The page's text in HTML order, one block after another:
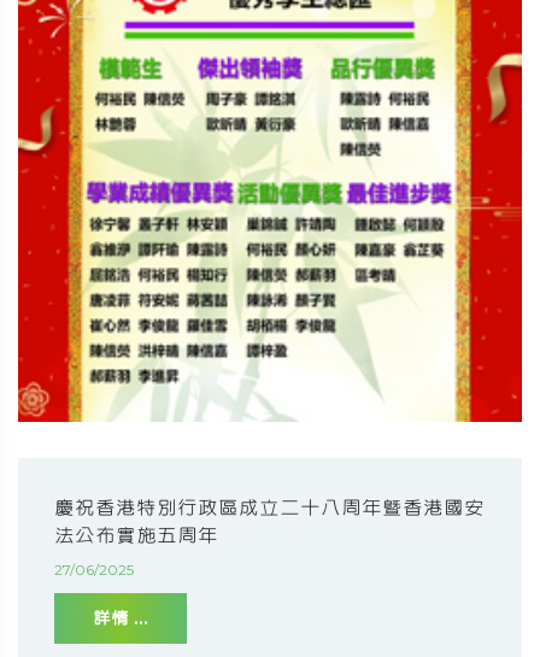
慶祝香港特別行政區成立二十八周年暨香港國安
法公布實施五周年
27/06/2025
詳情 ...